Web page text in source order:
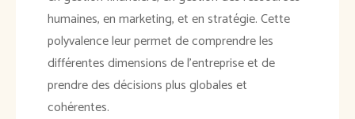
humaines, en marketing, et en stratégie. Cette
polyvalence leur permet de comprendre les
différentes dimensions de l'entreprise et de
prendre des décisions plus globales et
cohérentes.